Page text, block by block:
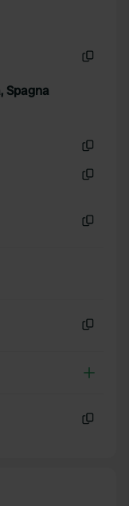
and ads, to
of our site with
partners who
you’ve
Spagna